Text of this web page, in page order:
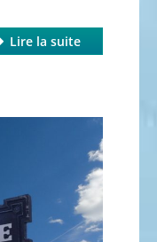
Lire la suite